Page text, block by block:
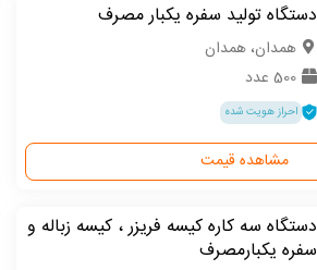
دستگاه تولید سفره یکبار مصرف
همدان، همدان
500 عدد
احراز هویت شده
مشاهده قیمت
دستگاه سه کاره کیسه فریزر ، کیسه زباله و
سفره یکبارمصرف